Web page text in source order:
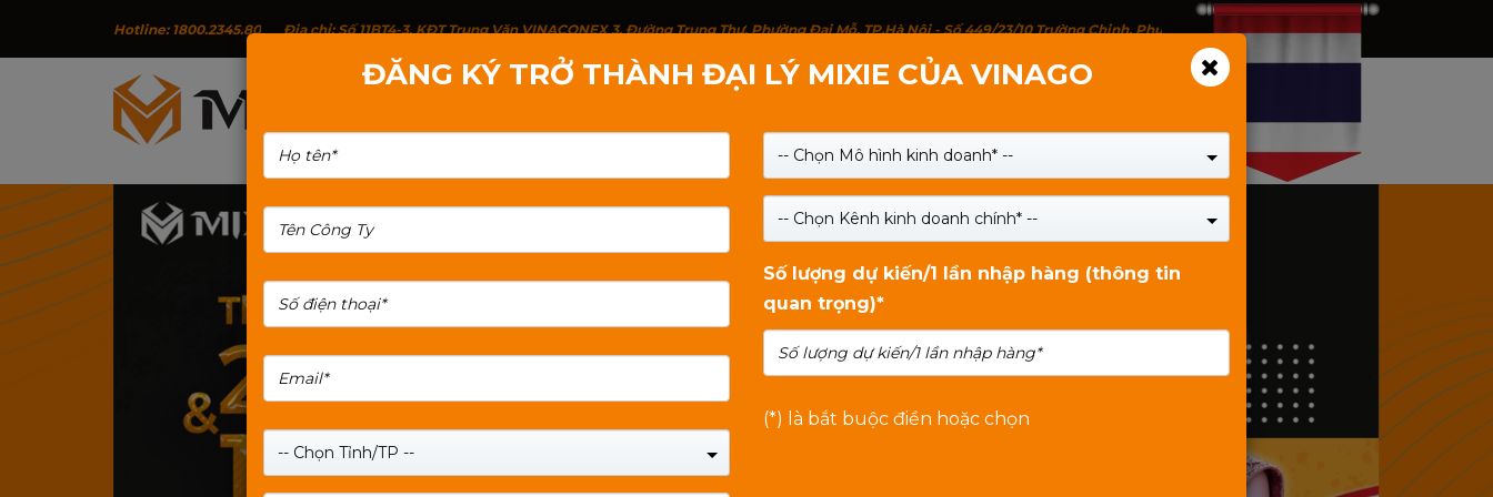
Hotline: 1800.2345.80 Địa chỉ: Số 11BT4-3, KĐT Trung Văn VINACONEX 3, Đường Trung Thư, Phường Đại Mỗ, TP.Hà Nội - Số 449/23/10 Trường Chinh, Phường Tân Bình, TP.HCM - 146 Trịnh Đình Thảo,
TÌM KIẾM: THIET-BI-LUU-TRU
ĐĂNG KÝ TRỞ THÀNH ĐẠI LÝ MIXIE CỦA VINAGO
-- Chọn Tỉnh/TP --
-- Chọn Mô hình kinh doanh* --
-- Chọn Kênh kinh doanh chính* --
Số lượng dự kiến/1 lần nhập hàng (thông tin
quan trọng)*
(*) là bắt buộc điền hoặc chọn